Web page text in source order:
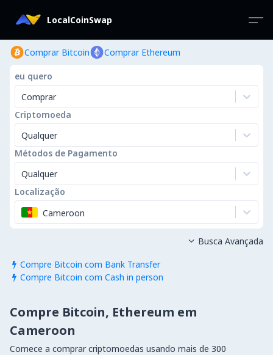
LocalCoinSwap
Comprar Bitcoin Comprar Ethereum
eu quero
Comprar
Criptomoeda
Qualquer
Métodos de Pagamento
Qualquer
Localização
Cameroon
 Compre Bitcoin com Bank Transfer
 Compre Bitcoin com Cash in person
 Busca Avançada
Compre Bitcoin, Ethereum em
Cameroon
Comece a comprar criptomoedas usando mais de 300